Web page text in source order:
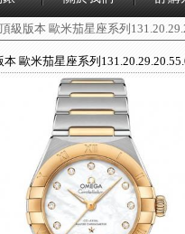
級版本 歐米茄星座系列
本 歐米茄星座系列